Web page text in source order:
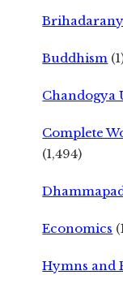
Buddhism
Chandogya
Complete
(1,494)
Economics
Hymns and